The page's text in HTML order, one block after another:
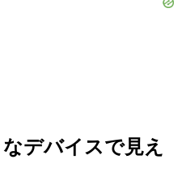
デバイスで見え